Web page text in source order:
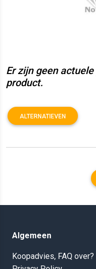
Er zijn geen
product.
ALTERNATIEVEN
Algemeen
Koopadvies, FAQ over?